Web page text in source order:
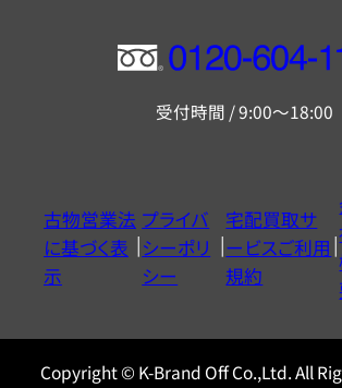
フ
ー
ヤ
ル
0120604117
受付時間 / 9:00～18:00
古物営業法
に基づく表
示
プライバ
シーポリ
シー
宅配買取サ
ービスご利用
規約
Copyright © K-Brand Off Co.,Ltd. All